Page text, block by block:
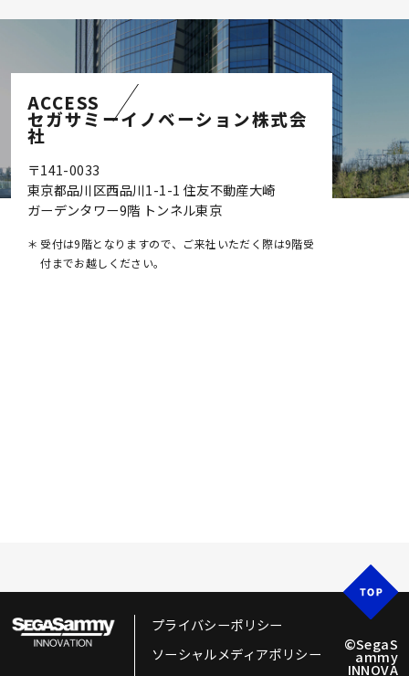
ACCESS
セガサミーイノベーション株式会
社
〒141-0033
東京都品川区西品川1-1-1 住友不動産大崎
ガーデンタワー9階 トンネル東京
＊ 受付は9階となりますので、ご来社いただく際は9階受
付までお越しください。
プライバシーポリシー
ソーシャルメディアポリシー
©SegaS
ammy
INNOVA